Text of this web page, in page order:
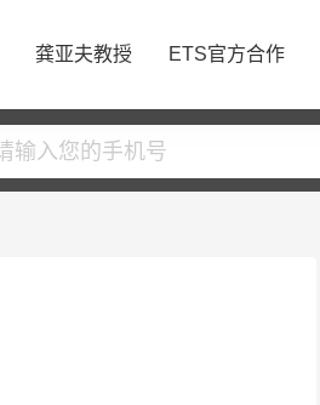
龚亚夫教授 ETS官方合作